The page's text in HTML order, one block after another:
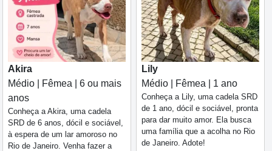
Akira
Médio | Fêmea | 6 ou mais
anos
Conheça a Akira, uma cadela
SRD de 6 anos, dócil e sociável,
à espera de um lar amoroso no
Rio de Janeiro. Venha fazer a
Lily
Médio | Fêmea | 1 ano
Conheça a Lily, uma cadela SRD
de 1 ano, dócil e sociável, pronta
para dar muito amor. Ela busca
uma família que a acolha no Rio
de Janeiro. Adote!